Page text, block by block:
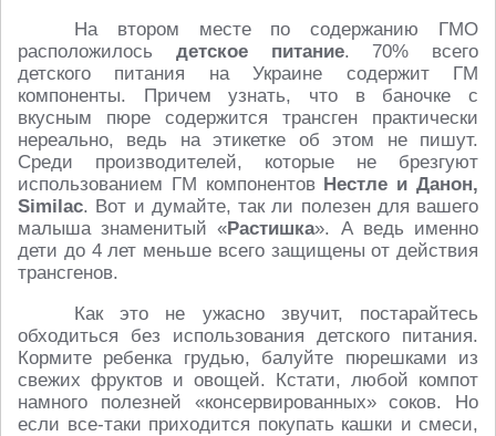
На втором месте по содержанию ГМО
расположилось детское питание. 70% всего
детского питания на Украине содержит ГМ
компоненты. Причем узнать, что в баночке с
вкусным пюре содержится трансген практически
нереально, ведь на этикетке об этом не пишут.
Среди производителей, которые не брезгуют
использованием ГМ компонентов Нестле и Данон,
Similac. Вот и думайте, так ли полезен для вашего
малыша знаменитый «Растишка». А ведь именно
дети до 4 лет меньше всего защищены от действия
трансгенов.
Как это не ужасно звучит, постарайтесь
обходиться без использования детского питания.
Кормите ребенка грудью, балуйте пюрешками из
свежих фруктов и овощей. Кстати, любой компот
намного полезней «консервированных» соков. Но
если все-таки приходится покупать кашки и смеси,